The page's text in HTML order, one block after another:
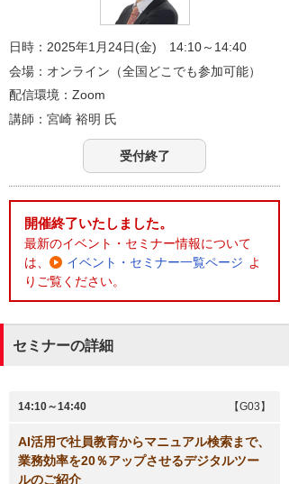
日時：2025年1月24日(金) 14:10～14:40
会場：オンライン（全国どこでも参加可能）
配信環境：Zoom
講師： 宮崎 裕明 氏
受付終了
開催終了いたしました。
最新のイベント・セミナー情報について
は、
イベント・セミナー一覧ページ よ
りご覧ください。
セミナーの詳細
14:10～14:40 【G03】
AI活用で社員教育からマニュアル検索まで、
業務効率を20％アップさせるデジタルツー
ルのご紹介